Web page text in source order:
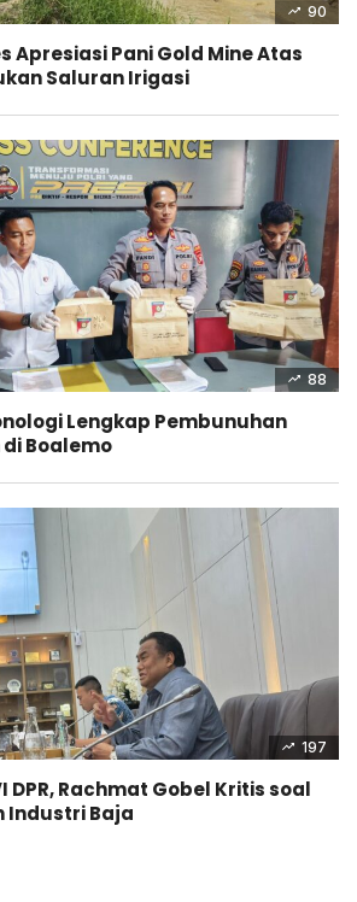
90
Apresiasi Pani Gold Mine Atas
Saluran Irigasi
88
Lengkap Pembunuhan
di Boalemo
197
DPR, Rachmat Gobel Kritis soal
Industri Baja